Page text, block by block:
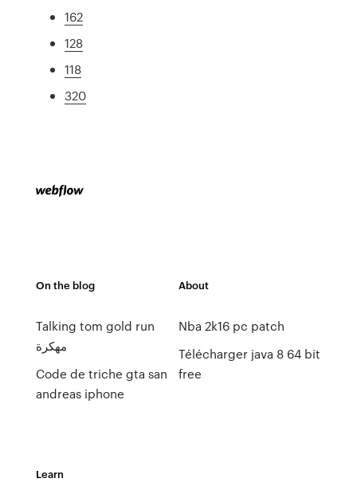
162
128
118
320
On the blog
Talking tom gold run
مهكرة
Code de triche gta san
andreas iphone
About
Nba 2k16 pc patch
Télécharger java 8 64 bit
free
Learn